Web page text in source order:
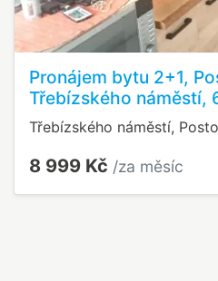
Pronájem bytu 2+1,
Třebízského náměstí,
Třebízského náměstí,
8 999 Kč /za měsíc